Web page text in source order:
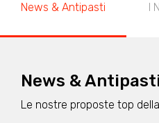
News & Antipasti I
News &
Le nostre proposte top